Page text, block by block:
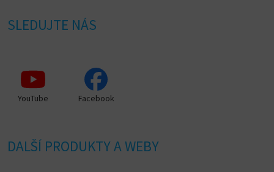
SLEDUJTE NÁS
YouTube Facebook
DALŠÍ PRODUKTY A WEBY